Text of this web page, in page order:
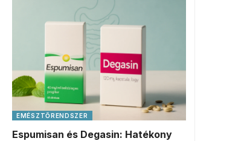
EMÉSZTŐRENDSZER
Espumisan és Degasin: Hatékony